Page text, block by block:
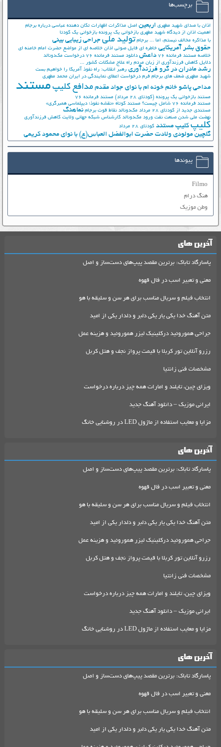
برچسب‌ها
اذان با صدای شهید مطهری اربعین اصل مذاکرات اظهارات تکان دهنده عباسی درباره برجام
اهمیت اذان از دیدگاه شهید مطهری بازخوانی یک پرونده بازخوانی یک کودتا
با مذاکره مخالف نیستم، اما ... برجام تولید ملی جراحی زیبایی بینی
حقوق بشر آمریکایی خاطره ای فایل صوتی اذان خلاصه ای از مواضع حضرت امام خامنه ای
خلاصه مستند فرمانده 76
داعش دانلود مستند فرمانده 76
درخواست مک‌دونالد
دلایل کاهش فرزندآوری از زبان مردم راه علاج مشکلات کشور ...
رشد مادران در گرو فرزندآوری رهبر انقلاب: راه نفوذ آمریکا را خواهیم بست
شهید مطهری ضعف های برجام فرم درخواست اعطای نمایندگی در ایران محمد مطهری
مداحی پاشو خانم خونه ام با نوای جواد مقدم مدافع کلیپ مستند
مستند بازخوانی یک پرونده (کودتای 28 مرداد)
مستند فرمانده 76
مستند فرمانده 76 شامل چیست؟
مستند کوتاه «نقشه نفوذ؛ دیپلماسی همبرگری»
مستندی جدید از کودتای 28 مرداد
مک‌دونالد نقاط قوت برجام نماهنگ
نهضت ملي شدن صنعت نفت ورود مک‌دونالد کارشناس شبکه جهانی ولایت کاهش فرزندآوری
کلیپ کلیپ مستند کودتای 28 مرداد
گلچین مولودی ولادت حضرت ابوالفضل العباس(ع) با نوای محمود کریمی
پیوندها
Filmo
هنگ درام
وطن موزیک
آخرین های
پاسارگاد تاباک: برترین مقصد پیپ‌های دست‌ساز و اصل
معنی و تعبیر اسب در فال قهوه
انتخاب فیلم و سریال مناسب برای هر سن و سلیقه با هو
متن آهنگ خدا یکی یار یکی دلبر و دلدار یکی از امید
جراحی هموروئید درکلینیک لیزر هموروئید و هزینه عمل
رزرو آنلاین تور کربلا با قیمت پرواز نجف و هتل کربل
مشخصات فنی زانتیا
ویزای چین، تایلند و امارات همه چیز درباره درخواست
ایرانی موزیک – دانلود آهنگ جدید
مزایا و معایب استفاده از ماژول LED در روشنایی خانگ
آخرین های
پاسارگاد تاباک: برترین مقصد پیپ‌های دست‌ساز و اصل
معنی و تعبیر اسب در فال قهوه
انتخاب فیلم و سریال مناسب برای هر سن و سلیقه با هو
متن آهنگ خدا یکی یار یکی دلبر و دلدار یکی از امید
جراحی هموروئید درکلینیک لیزر هموروئید و هزینه عمل
رزرو آنلاین تور کربلا با قیمت پرواز نجف و هتل کربل
مشخصات فنی زانتیا
ویزای چین، تایلند و امارات همه چیز درباره درخواست
ایرانی موزیک – دانلود آهنگ جدید
مزایا و معایب استفاده از ماژول LED در روشنایی خانگ
آخرین های
پاسارگاد تاباک: برترین مقصد پیپ‌های دست‌ساز و اصل
معنی و تعبیر اسب در فال قهوه
انتخاب فیلم و سریال مناسب برای هر سن و سلیقه با هو
متن آهنگ خدا یکی یار یکی دلبر و دلدار یکی از امید